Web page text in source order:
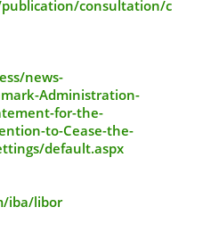
consultation/c
news-
Administration-
for-the-
to-Cease-the-
default.aspx
iba/libor